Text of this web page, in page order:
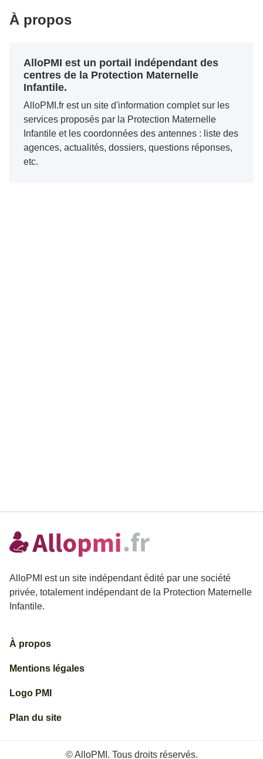
À propos
AlloPMI est un portail indépendant des
centres de la Protection Maternelle
Infantile.
AlloPMI.fr est un site d'information complet sur les
services proposés par la Protection Maternelle
Infantile et les coordonnées des antennes : liste des
agences, actualités, dossiers, questions réponses,
etc.
AlloPMI est un site indépendant édité par une société
privée, totalement indépendant de la Protection Maternelle
Infantile.
© AlloPMI. Tous droits réservés.
À propos
Mentions légales
Logo PMI
Plan du site